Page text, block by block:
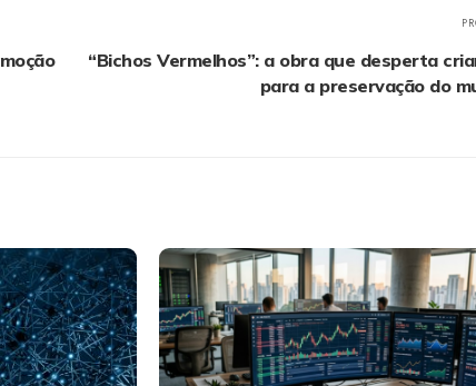
“Bichos Vermelhos”: a obra que desperta
para a preservação do